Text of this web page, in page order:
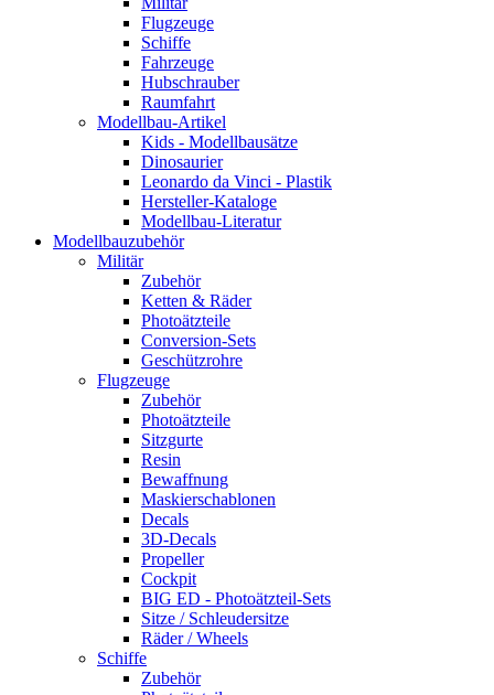
Flugzeuge
Schiffe
Fahrzeuge
Hubschrauber
Raumfahrt
Modellbau-Artikel
Kids - Modellbausätze
Dinosaurier
Leonardo da Vinci - Plastik
Hersteller-Kataloge
Modellbau-Literatur
Modellbauzubehör
Militär
Zubehör
Ketten & Räder
Photoätzteile
Conversion-Sets
Geschützrohre
Flugzeuge
Zubehör
Photoätzteile
Sitzgurte
Resin
Bewaffnung
Maskierschablonen
Decals
3D-Decals
Propeller
Cockpit
BIG ED - Photoätzteil-Sets
Sitze / Schleudersitze
Räder / Wheels
Schiffe
Zubehör